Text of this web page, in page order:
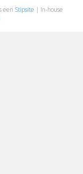
een Stipsite | In-house